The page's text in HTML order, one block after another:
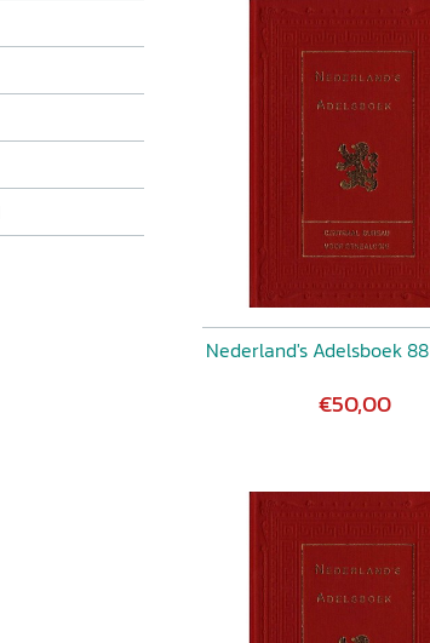
Nederland's Adelsboek 88
€50,00